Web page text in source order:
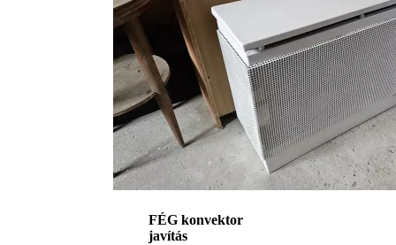
FÉG konvektor
javítás